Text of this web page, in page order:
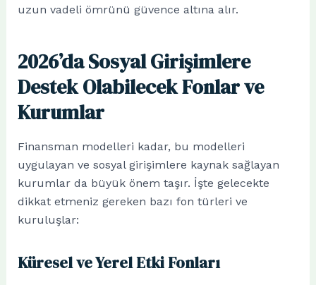
uzun vadeli ömrünü güvence altına alır.
2026’da Sosyal Girişimlere
Destek Olabilecek Fonlar ve
Kurumlar
Finansman modelleri kadar, bu modelleri
uygulayan ve sosyal girişimlere kaynak sağlayan
kurumlar da büyük önem taşır. İşte gelecekte
dikkat etmeniz gereken bazı fon türleri ve
kuruluşlar:
Küresel ve Yerel Etki Fonları